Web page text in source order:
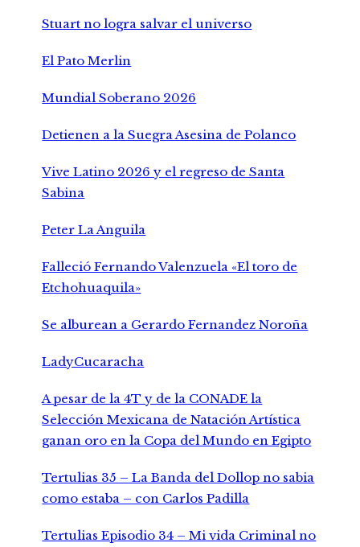
Stuart no logra salvar el universo
El Pato Merlin
Mundial Soberano 2026
Detienen a la Suegra Asesina de Polanco
Vive Latino 2026 y el regreso de Santa
Sabina
Peter La Anguila
Falleció Fernando Valenzuela «El toro de
Etchohuaquila»
Se alburean a Gerardo Fernandez Noroña
LadyCucaracha
A pesar de la 4T y de la CONADE la
Selección Mexicana de Natación Artística
ganan oro en la Copa del Mundo en Egipto
Tertulias 35 – La Banda del Dollop no sabia
como estaba – con Carlos Padilla
Tertulias Episodio 34 – Mi vida Criminal no